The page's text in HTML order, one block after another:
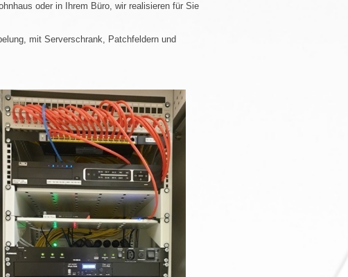
oder in Ihrem Büro, wir realisieren für Sie
mit Serverschrank, Patchfeldern und